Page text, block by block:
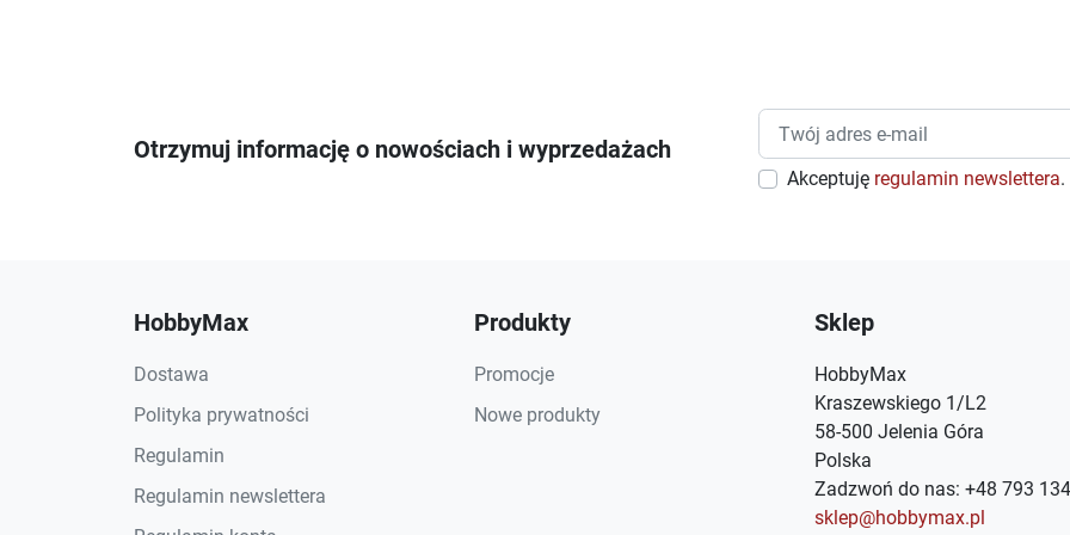
Otrzymuj informację o nowościach i wyprzedażach
Akceptuję regulamin newslettera.
HobbyMax
Dostawa
Polityka prywatności
Regulamin
Regulamin newslettera
Produkty
Promocje
Nowe produkty
Sklep
HobbyMax
Kraszewskiego 1/L2
58-500 Jelenia Góra
Polska
Zadzwoń do nas: +48 793
sklep@hobbymax.pl